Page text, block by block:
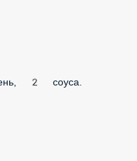
2 соуса.